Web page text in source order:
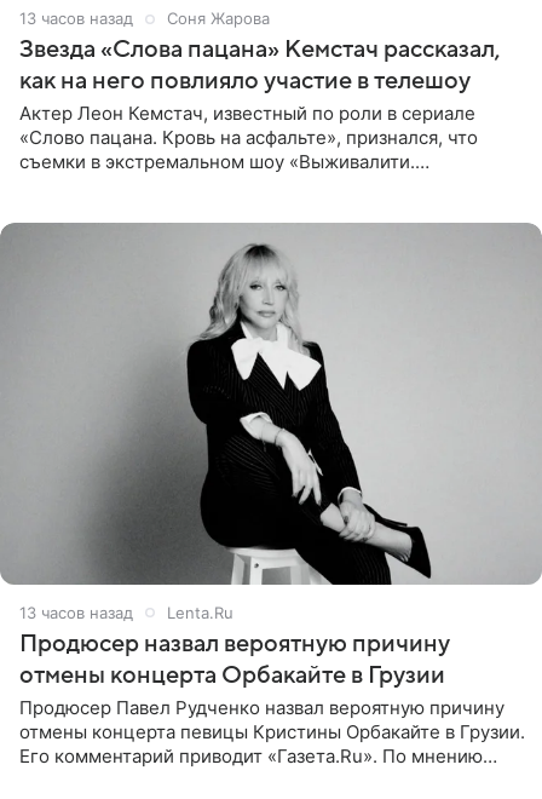
13 часов назад Соня Жарова
Звезда «Слова пацана» Кемстач рассказал,
как на него повлияло участие в телешоу
Актер Леон Кемстач, известный по роли в сериале
«Слово пацана. Кровь на асфальте», признался, что
съемки в экстремальном шоу «Выживалити.
13 часов назад Lenta.Ru
Продюсер назвал вероятную причину
отмены концерта Орбакайте в Грузии
Продюсер Павел Рудченко назвал вероятную причину
отмены концерта певицы Кристины Орбакайте в Грузии.
Его комментарий приводит «Газета.Ru». По мнению